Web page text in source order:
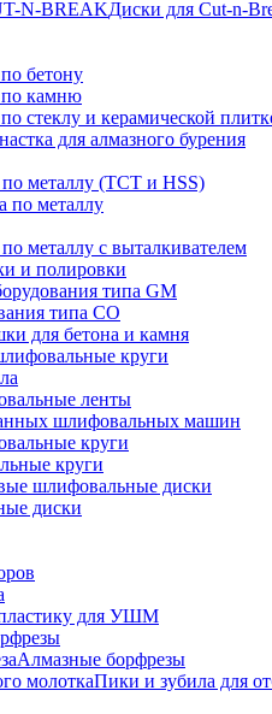
Диски для Cut-n-
бетону
камню
стеклу и керамической
для алмазного бурения
металлу (TCT и HSS)
по металлу
металлу c выталкивателем
и полировки
типа GM
типа СО
для бетона и камня
круги
ленты
шлифовальных машин
круги
круги
шлифовальные диски
диски
для УШМ
Алмазные борфрезы
Пики и зубила для